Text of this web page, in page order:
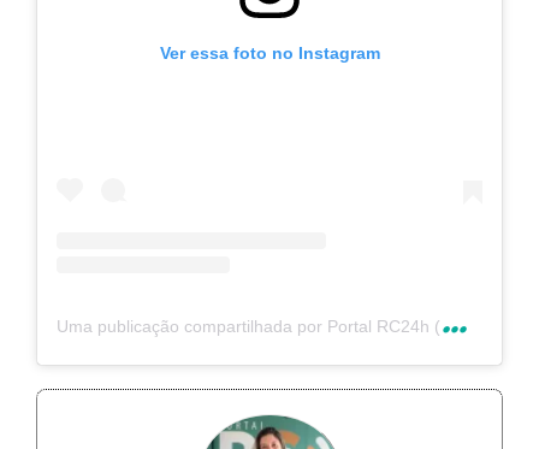
Ver essa foto no Instagram
U
ma publicação compartilhada por Portal RC24h (@rc24hnoticias)